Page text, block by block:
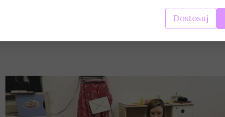
Dostosuj